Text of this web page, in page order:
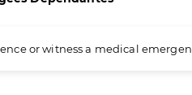
or witness a medical